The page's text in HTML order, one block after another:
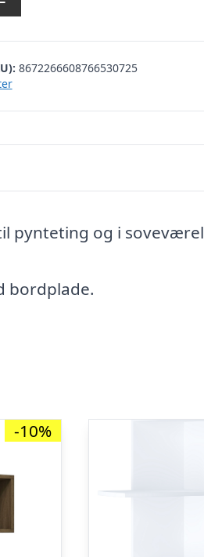
var:
kr. 1.489,00.kr.
8672266608766530725
pynteting og i
bordplade.
-10%